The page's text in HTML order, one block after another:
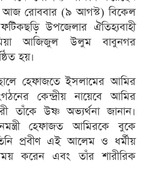
আজ রোববার (৯ আগস্ট) বিকেল
ফটিকছড়ি উপজেলার ঐতিহ্যবাহী
আজিজুল উলুম বাবুনগর
হয়।
হেফাজতে ইসলামের আমির
কেন্দ্রীয় নায়েবে আমির
তাঁকে উষ্ণ অভ্যর্থনা জানান।
হেফাজত আমিরকে বুকে
প্রবীণ এই আলেম ও ধর্মীয়
করেন এবং তাঁর শারীরিক